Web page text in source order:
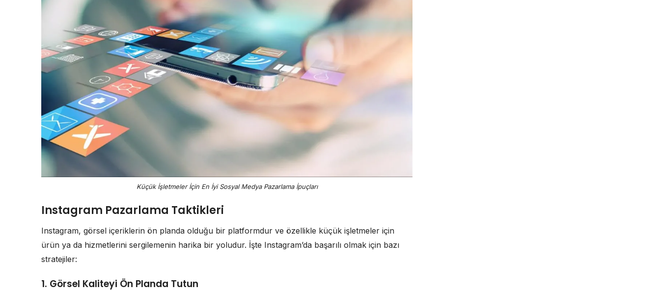
Küçük İşletmeler İçin En İyi Sosyal Medya Pazarlama İpuçları
Instagram Pazarlama Taktikleri
Instagram, görsel içeriklerin ön planda olduğu bir platformdur ve özellikle küçük işletmeler için
ürün ya da hizmetlerini sergilemenin harika bir yoludur. İşte Instagram’da başarılı olmak için bazı
stratejiler:
1. Görsel Kaliteyi Ön Planda Tutun